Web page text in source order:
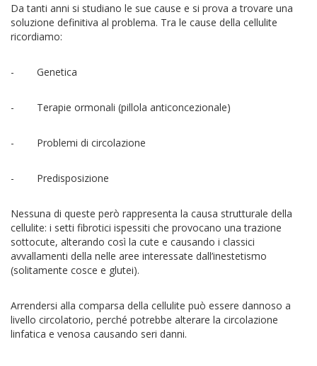
Da tanti anni si studiano le sue cause e si prova a trovare una
soluzione definitiva al problema. Tra le cause della cellulite
ricordiamo:
- Genetica
- Terapie ormonali (pillola anticoncezionale)
- Problemi di circolazione
- Predisposizione
Nessuna di queste però rappresenta la causa strutturale della
cellulite: i setti fibrotici ispessiti che provocano una trazione
sottocute, alterando così la cute e causando i classici
avvallamenti della nelle aree interessate dall’inestetismo
(solitamente cosce e glutei).
Arrendersi alla comparsa della cellulite può essere dannoso a
livello circolatorio, perché potrebbe alterare la circolazione
linfatica e venosa causando seri danni.